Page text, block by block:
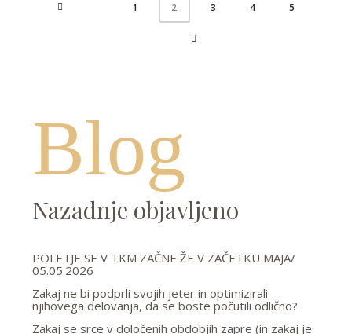
1 2 3 4 5
Blog
Nazadnje objavljeno
POLETJE SE V TKM ZAČNE ŽE V ZAČETKU MAJA/
05.05.2026
Zakaj ne bi podprli svojih jeter in optimizirali
njihovega delovanja, da se boste počutili odlično?
Zakaj se srce v določenih obdobjih zapre (in zakaj je